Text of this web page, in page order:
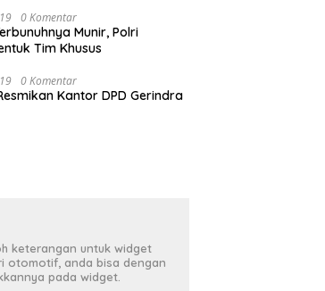
0 Komentar
Munir, Polri
Tim Khusus
0 Komentar
Kantor DPD Gerindra
keterangan untuk widget
otomotif, anda bisa dengan
pada widget.